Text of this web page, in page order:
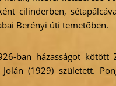
cilinderben,
Berényi úti temetőben.
ban házasságot kötött
(1929) született.